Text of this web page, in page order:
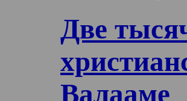
Две
Валааме